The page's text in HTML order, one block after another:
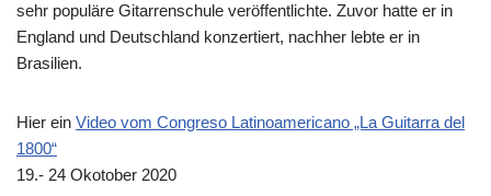
sehr populäre Gitarrenschule veröffentlichte. Zuvor hatte er in
England und Deutschland konzertiert, nachher lebte er in
Brasilien.
Hier ein Video vom Congreso Latinoamericano „La Guitarra del
1800“
19.- 24 Okotober 2020